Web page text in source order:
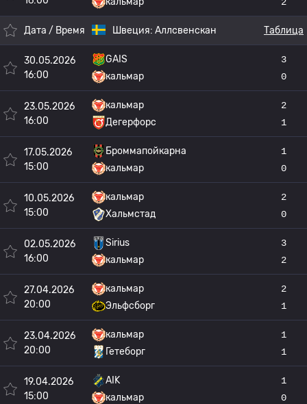
Дата / Время Швеция: Аллсвенскан Таблица
30.05.2026
16:00
GAIS
кальмар
3
0
23.05.2026
16:00
кальмар
Дегерфорс
2
1
17.05.2026
15:00
Броммапойкарна
кальмар
1
0
10.05.2026
15:00
кальмар
Хальмстад
2
0
02.05.2026
16:00
Sirius
кальмар
3
2
27.04.2026
20:00
кальмар
Эльфсборг
2
1
23.04.2026
20:00
кальмар
Гетеборг
1
1
19.04.2026
15:00
AIK
кальмар
1
0